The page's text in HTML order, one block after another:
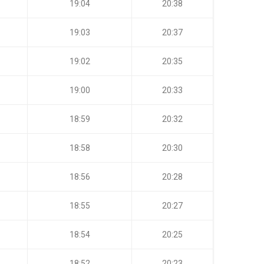
19:04 20:38
19:03 20:37
19:02 20:35
19:00 20:33
18:59 20:32
18:58 20:30
18:56 20:28
18:55 20:27
18:54 20:25